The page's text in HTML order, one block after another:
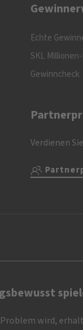
Echte
SKL
Gewinncheck
Verdienen
wird,